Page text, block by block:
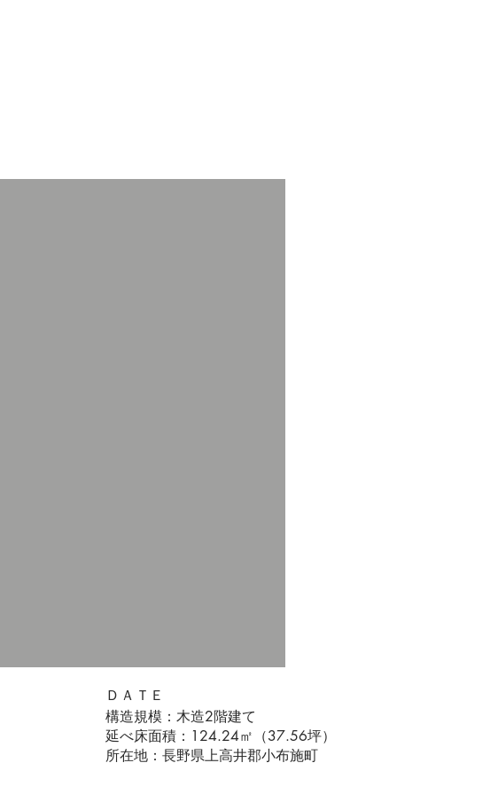
ＤＡＴＥ
構造規模：木造2階建て
延べ床面積：124.24㎡（37.56坪）
所在地：長野県上高井郡小布施町